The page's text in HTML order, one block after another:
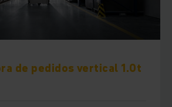
de pedidos vertical 1.0t